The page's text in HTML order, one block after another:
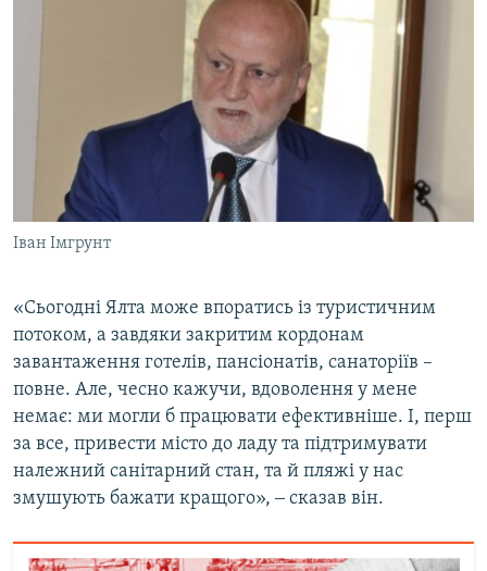
Іван Імгрунт
«Сьогодні Ялта може впоратись із туристичним
потоком, а завдяки закритим кордонам
завантаження готелів, пансіонатів, санаторіїв –
повне. Але, чесно кажучи, вдоволення у мене
немає: ми могли б працювати ефективніше. І, перш
за все, привести місто до ладу та підтримувати
належний санітарний стан, та й пляжі у нас
змушують бажати кращого», ‒ сказав він.